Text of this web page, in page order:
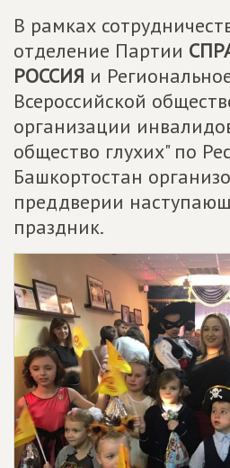
В рамках
отделение Партии
РОССИЯ и
Всероссийской
организации
общество глухих" по
Башкортостан
преддверии
праздник.